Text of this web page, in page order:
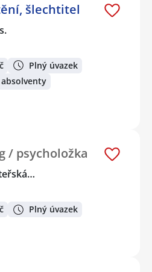
šlechtitel
Plný úvazek
/ psycholožka
Plný úvazek